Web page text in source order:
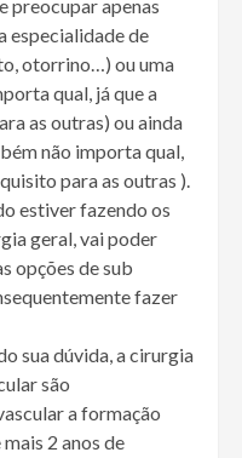
preocupar apenas
especialidade de
otorrino…) ou uma
qual, já que a
as outras) ou ainda
não importa qual,
para as outras ).
estiver fazendo os
geral, vai poder
opções de sub
fazer
sua dúvida, a cirurgia
são
a formação
2 anos de